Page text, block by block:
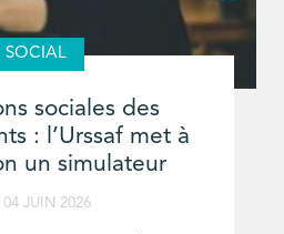
SOCIAL
sociales des
: l’Urssaf met à
un simulateur
04 JUIN 2026